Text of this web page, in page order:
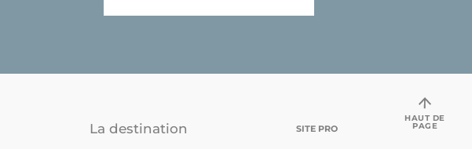
La destination
SITE PRO
HAUT DE
PAGE